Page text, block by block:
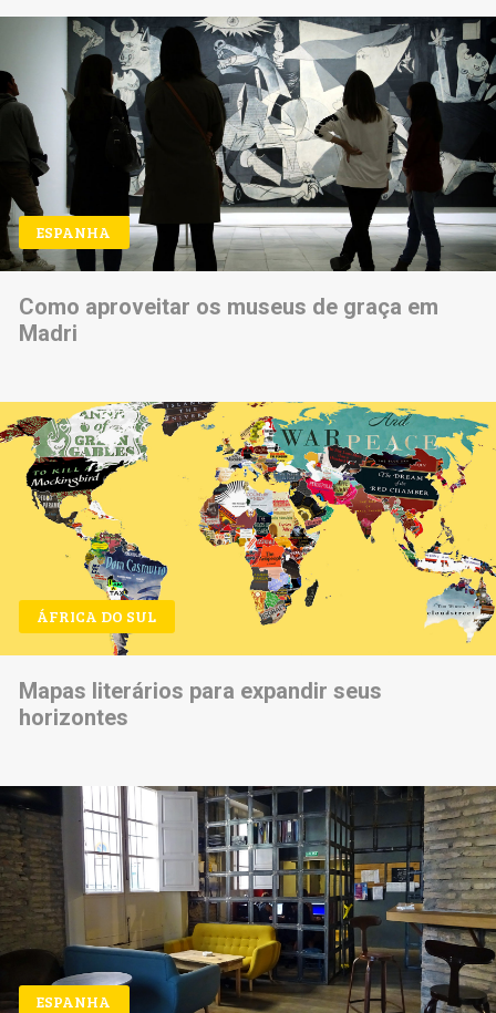
ESPANHA
Como aproveitar os museus de graça em
Madri
ÁFRICA DO SUL
Mapas literários para expandir seus
horizontes
ESPANHA